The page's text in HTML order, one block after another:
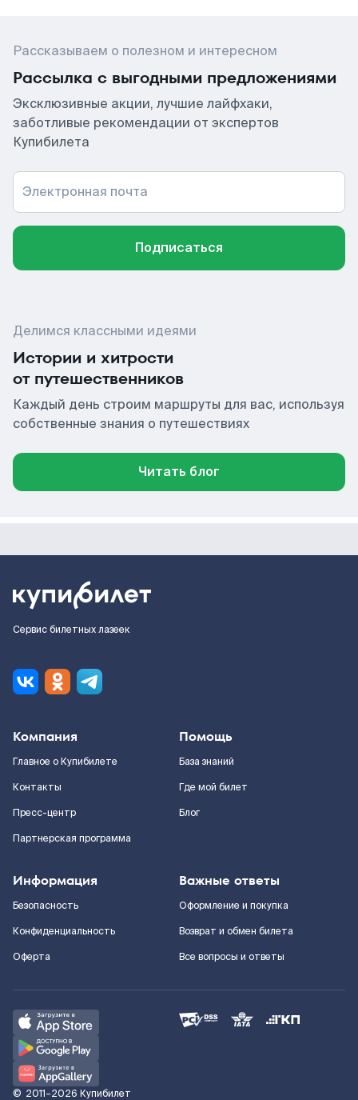
Рассказываем о полезном и интересном
Рассылка с выгодными предложениями
Эксклюзивные акции, лучшие лайфхаки,
заботливые рекомендации от экспертов
Купибилета
Электронная почта
Подписаться
Делимся классными идеями
Истории и хитрости
от путешественников
Каждый день строим маршруты для вас, используя
собственные знания о путешествиях
Читать блог
Сервис билетных лазеек
Компания
Главное о Купибилете
Контакты
Пресс-центр
Партнерская программа
Помощь
База знаний
Где мой билет
Блог
Информация
Безопасность
Конфиденциальность
Оферта
Важные ответы
Оформление и покупка
Возврат и обмен билета
Все вопросы и ответы
© 2011–2026 Купибилет